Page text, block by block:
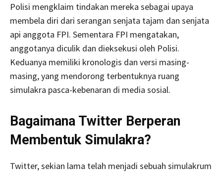
Polisi mengklaim tindakan mereka sebagai upaya
membela diri dari serangan senjata tajam dan senjata
api anggota FPI. Sementara FPI mengatakan,
anggotanya diculik dan dieksekusi oleh Polisi.
Keduanya memiliki kronologis dan versi masing-
masing, yang mendorong terbentuknya ruang
simulakra pasca-kebenaran di media sosial.
Bagaimana Twitter Berperan
Membentuk Simulakra?
Twitter, sekian lama telah menjadi sebuah simulakrum